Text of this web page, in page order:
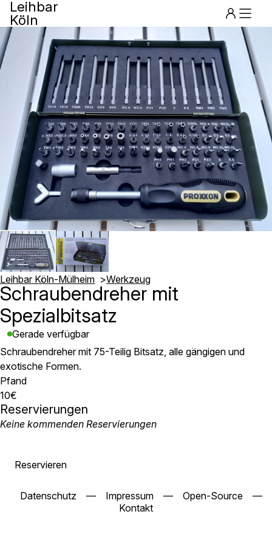
Leihbar
Köln
Menu
Leihbar Köln-Mülheim Werkzeug
Schraubendreher mit
Spezialbitsatz
Gerade verfügbar
Schraubendreher mit 75-Teilig Bitsatz, alle gängigen und
exotische Formen.
Pfand
10€
Reservierungen
Keine kommenden Reservierungen
Reservieren
Datenschutz — Impressum — Open-Source
—
Kontakt